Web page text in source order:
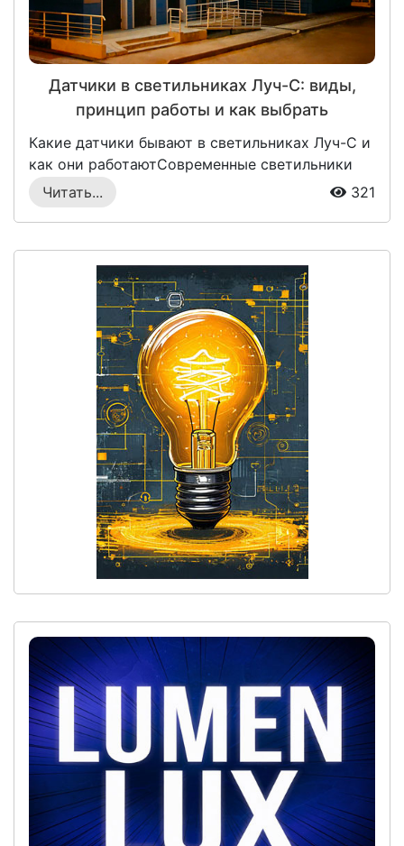
Датчики в светильниках Луч-С: виды,
принцип работы и как выбрать
Какие датчики бывают в светильниках Луч-С и
как они работаютСовременные светильники
для...
Читать... 321